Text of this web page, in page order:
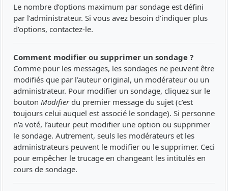
Le nombre d’options maximum par sondage est défini
par l’administrateur. Si vous avez besoin d’indiquer plus
d’options, contactez-le.
Comment modifier ou supprimer un sondage ?
Comme pour les messages, les sondages ne peuvent être
modifiés que par l’auteur original, un modérateur ou un
administrateur. Pour modifier un sondage, cliquez sur le
bouton Modifierdu premier message du sujet (c’est
toujours celui auquel est associé le sondage). Si personne
n’a voté, l’auteur peut modifier une option ou supprimer
le sondage. Autrement, seuls les modérateurs et les
administrateurs peuvent le modifier ou le supprimer. Ceci
pour empêcher le trucage en changeant les intitulés en
cours de sondage.